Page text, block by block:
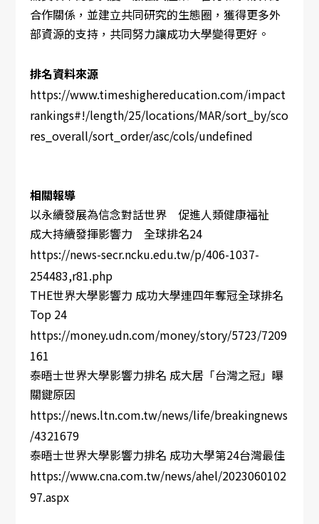
合作關係，並建立共同研究的生態圈，獲得更多外
部資源的支持，共同努力讓成功大學變得更好。
排名資料來源
https://www.timeshighereducation.com/impact
rankings#!/length/25/locations/MAR/sort_by/sco
res_overall/sort_order/asc/cols/undefined
相關報導
以永續發展為信念對話世界 促進人類健康福祉
成大持續發揮影響力 全球排名24
https://news-secr.ncku.edu.tw/p/406-1037-
254483,r81.php
THE世界大學影響力 成功大學連四年奪冠全球排名
Top 24
https://money.udn.com/money/story/5723/7209
161
泰晤士世界大學影響力排名 成大居「台灣之冠」曝
關鍵原因
https://news.ltn.com.tw/news/life/breakingnews
/4321679
泰晤士世界大學影響力排名 成功大學第24台灣最佳
https://www.cna.com.tw/news/ahel/2023060102
97.aspx